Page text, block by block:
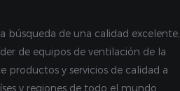
búsqueda de una calidad excelente,
de equipos de ventilación de la
productos y servicios de calidad a